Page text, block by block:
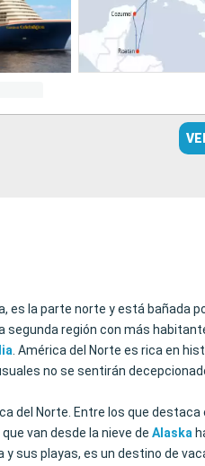
es la parte norte y está bañada
región con más
. América del Norte es rica en
no se sentirán
del Norte. Entre los que destaca
van desde la nieve de Alaska
sus playas, es un destino de